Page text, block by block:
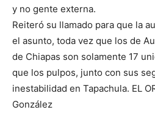
y no gente externa.
Reiteró su llamado para que la
el asunto, toda vez que los de
de Chiapas son solamente 17
que los pulpos, junto con sus
inestabilidad en Tapachula. EL
González